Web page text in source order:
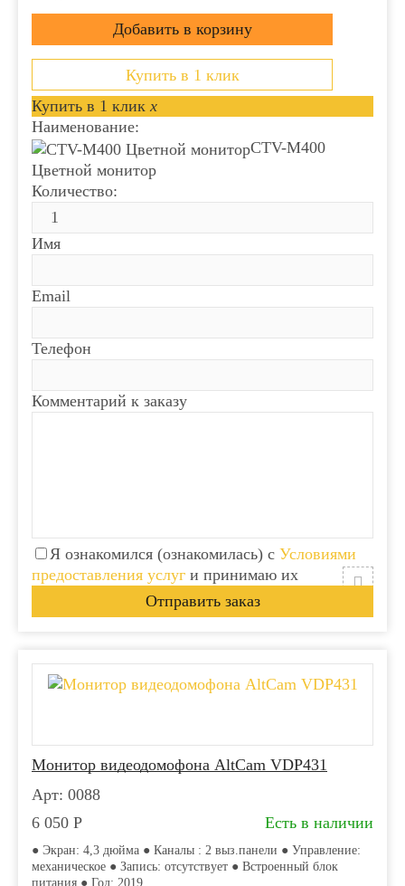
Купить в 1 клик
Купить в 1 клик x
Наименование:
CTV-M400
Цветной монитор
Количество:
Имя
Email
Телефон
Комментарий к заказу
Я ознакомился (ознакомилась) с Условиями
предоставления услуг и принимаю их
Монитор видеодомофона АltCam VDP431
Арт: 0088
6 050 Р Есть в наличии
● Экран: 4,3 дюйма ● Каналы : 2 выз.панели ● Управление:
механическое ● Запись: отсутствует ● Встроенный блок
питания ● Год: 2019